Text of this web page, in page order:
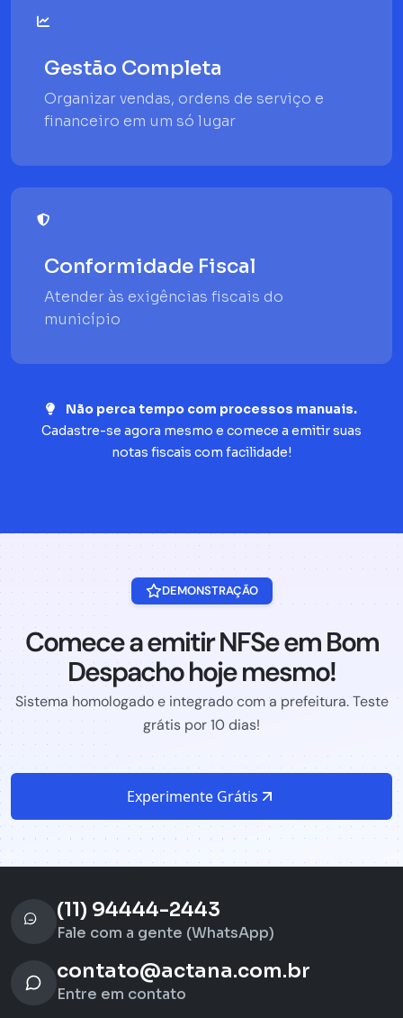
Gestão Completa
Organizar vendas, ordens de serviço e
financeiro em um só lugar
Conformidade Fiscal
Atender às exigências fiscais do
município
Não perca tempo com processos manuais.
Cadastre-se agora mesmo e comece a emitir suas
notas fiscais com facilidade!
DEMONSTRAÇÃO
Comece a emitir NFSe em Bom
Despacho hoje mesmo!
Sistema homologado e integrado com a prefeitura. Teste
grátis por 10 dias!
Experimente Grátis
(11) 94444-2443
Fale com a gente (WhatsApp)
contato@actana.com.br
Entre em contato